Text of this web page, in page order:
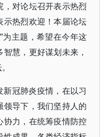
，对论坛召开表示热烈
热烈欢迎！本届论坛
为主题，希望在今年这
慧，更好谋划未来，
冠肺炎疫情，在以习
导下，我们坚持人的
力，在统筹疫情防控